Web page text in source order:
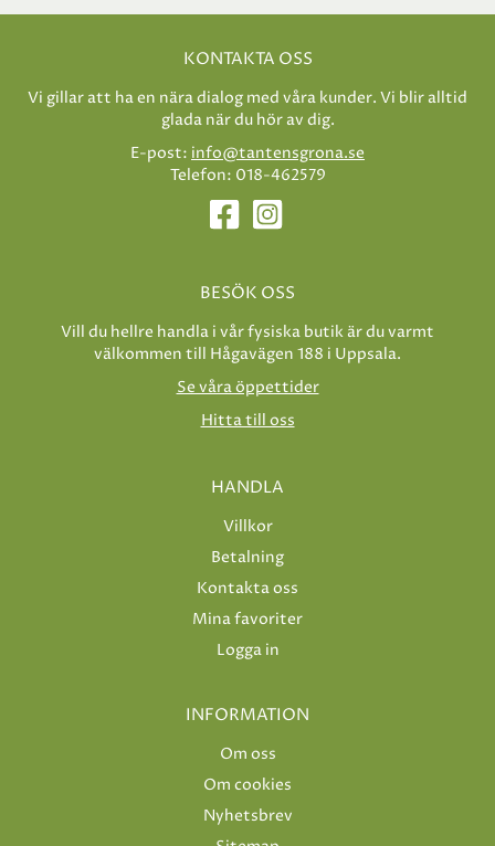
KONTAKTA OSS
Vi gillar att ha en nära dialog med våra kunder. Vi blir alltid
glada när du hör av dig.
E-post: info@tantensgrona.se
Telefon: 018-462579
BESÖK OSS
Vill du hellre handla i vår fysiska butik är du varmt
välkommen till Hågavägen 188 i Uppsala.
Se våra öppettider
Hitta till oss
HANDLA
Villkor
Betalning
Kontakta oss
Mina favoriter
Logga in
INFORMATION
Om oss
Om cookies
Nyhetsbrev